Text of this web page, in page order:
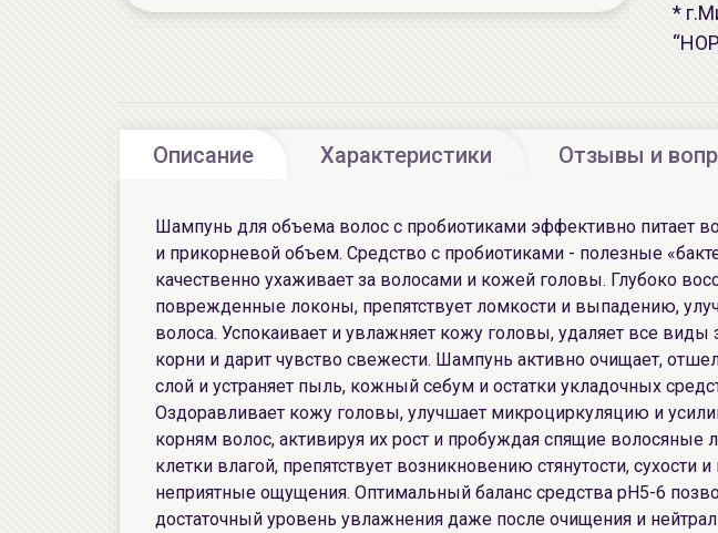
*
Описание Характеристики Отзывы и
Шампунь для объема волос с пробиотиками эффективно питает
и прикорневой объем. Средство с пробиотиками - полезные
качественно ухаживает за волосами и кожей головы. Глубоко
поврежденные локоны, препятствует ломкости и выпадению,
волоса. Успокаивает и увлажняет кожу головы, удаляет все виды
корни и дарит чувство свежести. Шампунь активно очищает,
слой и устраняет пыль, кожный себум и остатки укладочных
Оздоравливает кожу головы, улучшает микроциркуляцию и
корням волос, активируя их рост и пробуждая спящие волосяные
клетки влагой, препятствует возникновению стянутости,
неприятные ощущения. Оптимальный баланс средства pH5-6
достаточный уровень увлажнения даже после очищения и